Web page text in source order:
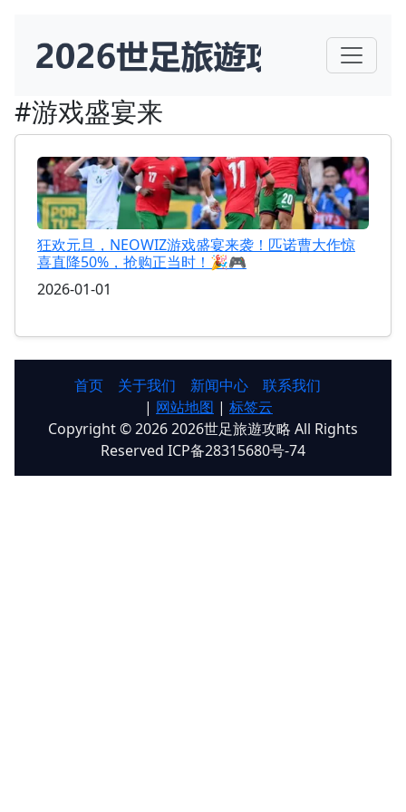
#游戏盛宴来
狂欢元旦，NEOWIZ游戏盛宴来袭！匹诺曹大作惊
喜直降50%，抢购正当时！🎉🎮
2026-01-01
首页 关于我们 新闻中心
联系我们
| 网站地图 | 标签云
Copyright © 2026 2026世足旅遊攻略 All Rights
Reserved ICP备28315680号-74